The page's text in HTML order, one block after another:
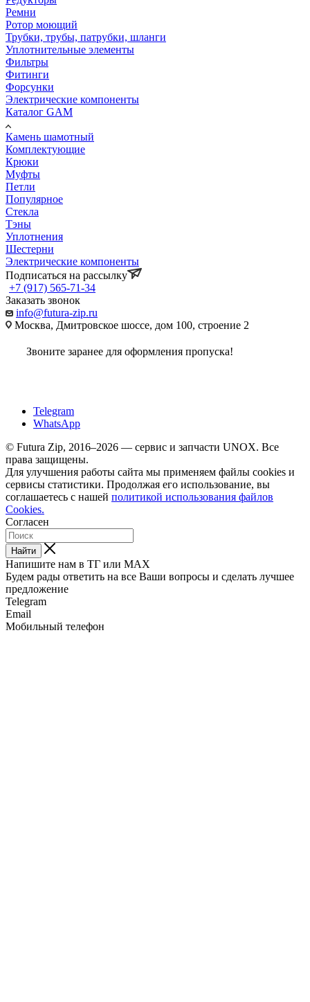
Ремни
Ротор моющий
Трубки, трубы, патрубки, шланги
Уплотнительные элементы
Фильтры
Фитинги
Форсунки
Электрические компоненты
Каталог GAM
Камень шамотный
Комплектующие
Крюки
Муфты
Петли
Популярное
Стекла
Тэны
Уплотнения
Шестерни
Электрические компоненты
Подписаться на рассылку
+7 (917) 565-71-34
Заказать звонок
info@futura-zip.ru
Москва, Дмитровское шоссе, дом 100, строение 2
Звоните заранее для оформления пропуска!
Telegram
WhatsApp
© Futura Zip, 2016–2026 — сервис и запчасти UNOX. Все
права защищены.
Для улучшения работы сайта мы применяем файлы cookies и
сервисы статистики. Продолжая его использование, вы
соглашаетесь с нашей политикой использования файлов
Cookies.
Согласен
Найти
Напишите нам в ТГ или MAX
Будем рады ответить на все Ваши вопросы и сделать лучшее
предложение
Telegram
Email
Мобильный телефон